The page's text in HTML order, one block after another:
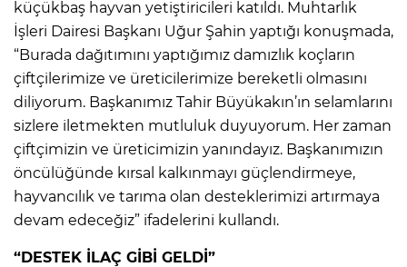
küçükbaş hayvan yetiştiricileri katıldı. Muhtarlık
İşleri Dairesi Başkanı Uğur Şahin yaptığı konuşmada,
“Burada dağıtımını yaptığımız damızlık koçların
çiftçilerimize ve üreticilerimize bereketli olmasını
diliyorum. Başkanımız Tahir Büyükakın’ın selamlarını
sizlere iletmekten mutluluk duyuyorum. Her zaman
çiftçimizin ve üreticimizin yanındayız. Başkanımızın
öncülüğünde kırsal kalkınmayı güçlendirmeye,
hayvancılık ve tarıma olan desteklerimizi artırmaya
devam edeceğiz” ifadelerini kullandı.
“DESTEK İLAÇ GİBİ GELDİ”